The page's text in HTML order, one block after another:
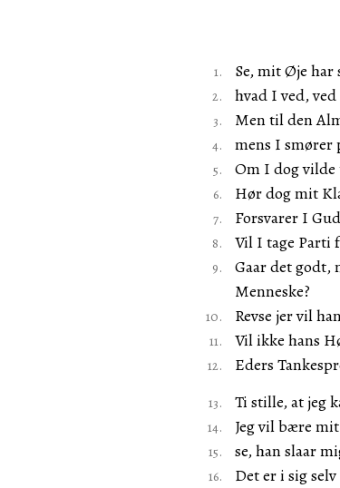
Se, mit Øje
hvad I ved,
Men til den
mens I smører
Om I dog vilde
Hør dog mit
Forsvarer I
Vil I tage Parti
Gaar det godt,
Menneske?
Revse jer vil
Vil ikke hans
Eders
Ti stille, at jeg
Jeg vil bære
se, han slaar
Det er i sig